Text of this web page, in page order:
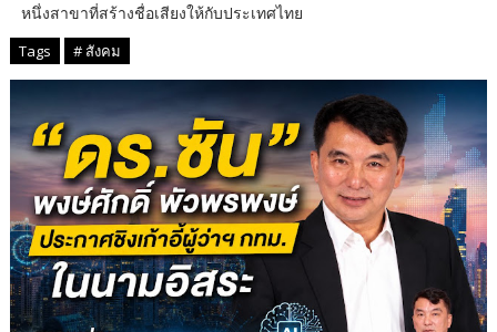
หนึ่งสาขาที่สร้างชื่อเสียงให้กับประเทศไทย
Tags # สังคม